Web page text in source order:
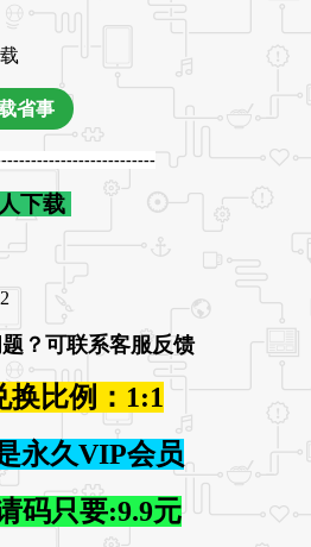
省事
下载
？可联系客服反馈
换比例：1:1
永久VIP会员
码只要:9.9元